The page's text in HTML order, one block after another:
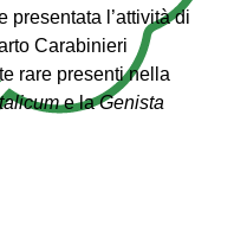
presentata l’attività di
Carabinieri
rare presenti nella
e laGenista